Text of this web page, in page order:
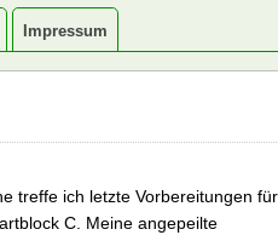
Impressum
treffe ich letzte Vorbereitungen
C. Meine angepeilte